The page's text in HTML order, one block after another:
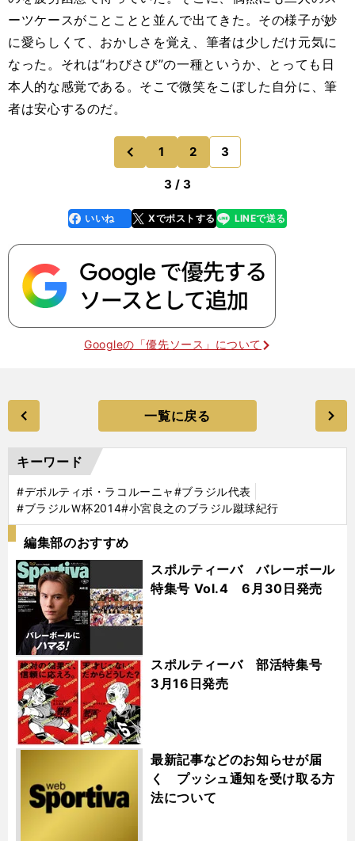
ーツケースがことことと並んで出てきた。その様子が妙
に愛らしくて、おかしさを覚え、筆者は少しだけ元気に
なった。それは“わびさび”の一種というか、とっても日
本人的な感覚である。そこで微笑をこぼした自分に、筆
者は安心するのだ。
前
のページへ
1 2 3
3 / 3
faceboo
k
いいね Xでポストする
line LINEで送る
Googleの「優先ソース」について
一覧に戻る
キーワード
#デポルティボ・ラコルーニャ#ブラジル代表
#ブラジルＷ杯2014#小宮良之のブラジル蹴球紀行
編集部のおすすめ
スポルティーバ バレーボール
特集号 Vol.4 6月30日発売
スポルティーバ 部活特集号
3月16日発売
最新記事などのお知らせが届
く プッシュ通知を受け取る方
法について